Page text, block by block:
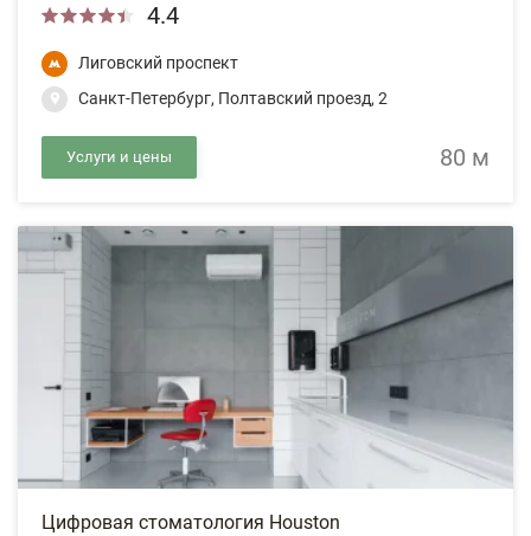
4.4
Лиговский проспект
Санкт-Петербург, Полтавский проезд, 2
Услуги и цены 80 м
Цифровая стоматология Houston